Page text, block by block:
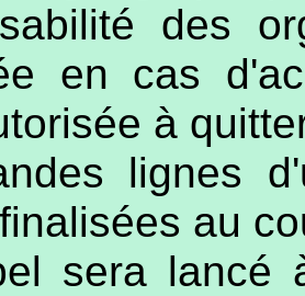
des
en cas
à
lignes
au
sera lancé